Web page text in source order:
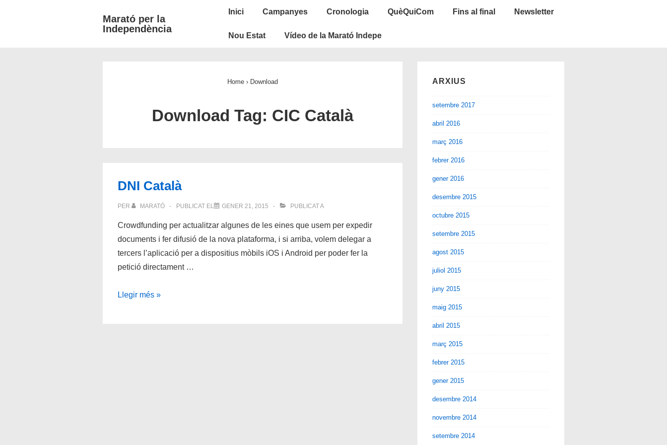
Marató per la
Independència
Navegació
Inici Campanyes Cronologia QuèQuiCom Fins al final Newsletter
Nou Estat Vídeo de la Marató Indepe
Home › Download
Download Tag: CIC Català
DNI Català
PER MARATÓ PUBLICAT EL GENER 21, 2015 PUBLICAT A
Crowdfunding per actualitzar algunes de les eines que usem per expedir
documents i fer difusió de la nova plataforma, i si arriba, volem delegar a
tercers l’aplicació per a dispositius mòbils iOS i Android per poder fer la
petició directament …
DNI
Llegir més »
ARXIUS
setembre 2017
abril 2016
març 2016
febrer 2016
gener 2016
desembre 2015
octubre 2015
setembre 2015
agost 2015
juliol 2015
juny 2015
maig 2015
abril 2015
març 2015
febrer 2015
gener 2015
desembre 2014
novembre 2014
setembre 2014